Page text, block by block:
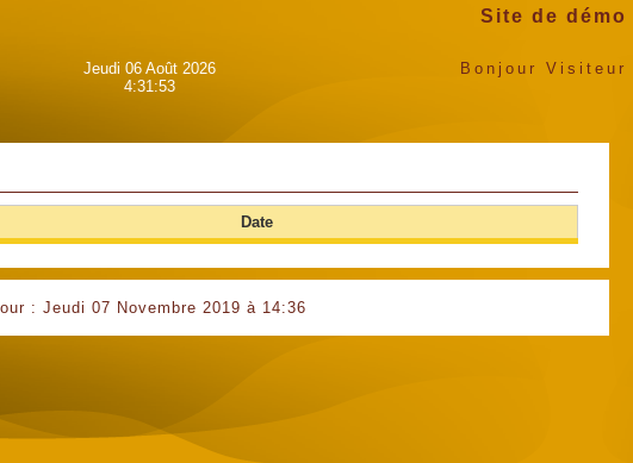
Site de démo
Bonjour Visiteur
Jeudi 06 Août 2026
4:31:53
Date
: Jeudi 07 Novembre 2019 à 14:36